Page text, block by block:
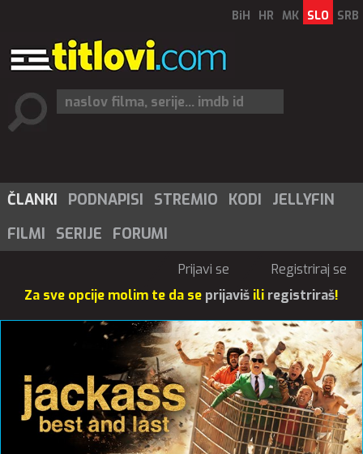
BiH HR MK SLO SRB
ČLANKI PODNAPISI STREMIO KODI
JELLYFIN
FILMI
SERIJE FORUMI
Prijavi se
Registriraj se
Za sve opcije molim te da se prijaviš ili registriraš!